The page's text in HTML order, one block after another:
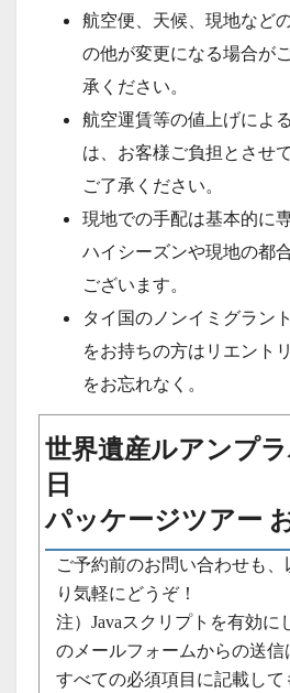
航空便、天候、現地など
の他が変更になる場合が
承ください。
航空運賃等の値上げによ
は、お客様ご負担とさせ
ご了承ください。
現地での手配は基本的に
ハイシーズンや現地の都
ございます。
タイ国のノンイミグラン
をお持ちの方はリエント
をお忘れなく。